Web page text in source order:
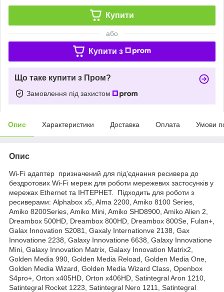
Купити
або
Купити з
Що таке купити з Пром?
Замовлення під захистом
Опис Характеристики Доставка Оплата Умови
Опис
Wi-Fi адаптер призначений для під'єднання ресивера до
бездротових Wi-Fi мереж для роботи мережевих застосунків у
мережах Ethernet та ІНТЕРНЕТ. Підходить для роботи з
ресиверами: Alphabox x5, Alma 2200, Amiko 8100 Series,
Amiko 8200Series, Amiko Mini, Amiko SHD8900, Amiko Alien 2,
Dreambox 500HD, Dreambox 800HD, Dreambox 800Se, Fulan+,
Galax Innovation S2081, Gaxaly Internationve 2138, Gax
Innovatione 2238, Galaxy Innovatione 6638, Galaxy Innovatione
Mini, Galaxy Innovation Matrix, Galaxy Innovation Matrix2,
Golden Media 990, Golden Media Reload, Golden Media One,
Golden Media Wizard, Golden Media Wizard Class, Openbox
S4pro+, Orton x405HD, Orton x406HD, Satintegral Aron 1210,
Satintegral Rocket 1223, Satintegral Nero 1211, Satintegral